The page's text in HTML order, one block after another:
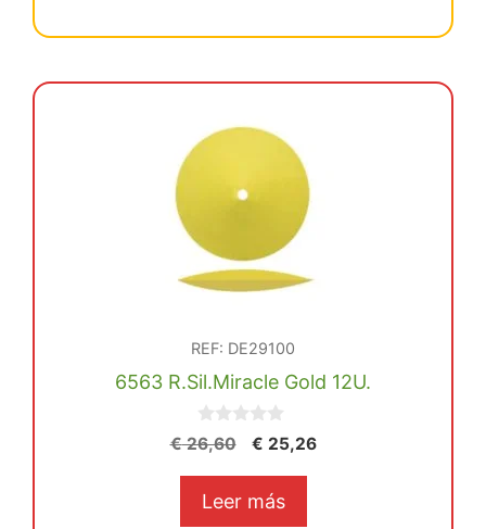
12U
REF: DE29100
6563 R.Sil.Miracle Gold 12U.
0
d
€26,60
El
original
€ 25,26El
Leer más